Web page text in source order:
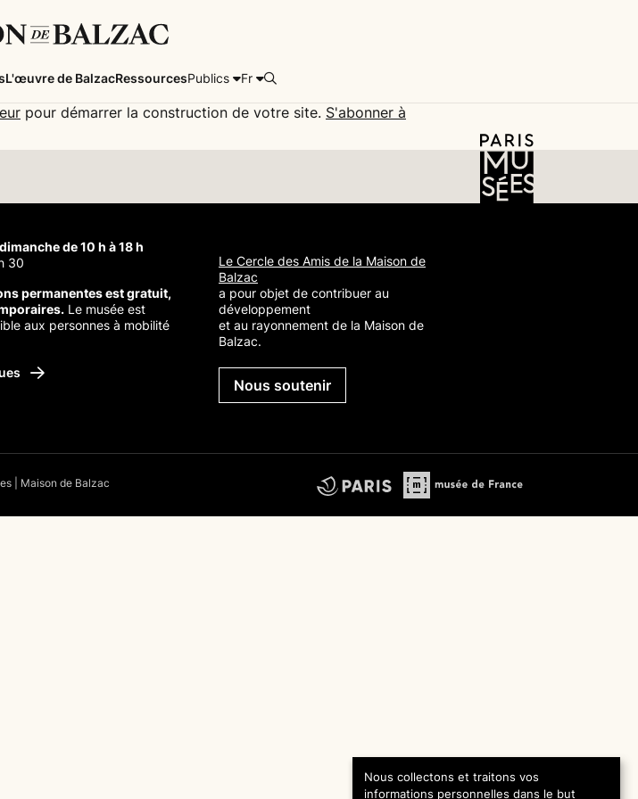
Nous collectons et traitons vos
informations personnelles dans le but
L'œuvre de BalzacRessourcesPublics Fr Rechercher
pour démarrer la construction de votre site. S'abonner à
de 10 h à 18 h
30
permanentes est gratuit,
Le musée est
aux personnes à mobilité
Le Cercle des Amis de la Maison de
Balzac
a pour objet de contribuer au
développement
et au rayonnement de la Maison de
Balzac.
Nous soutenir
| Maison de Balzac